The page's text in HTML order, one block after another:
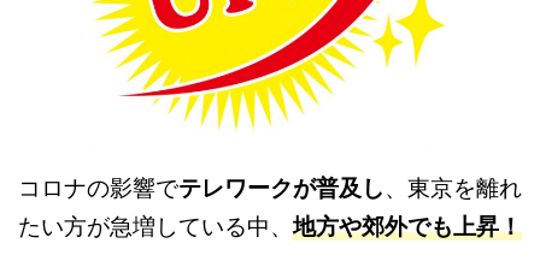
コロナの影響でテレワークが普及し、東京を離れ
たい方が急増している中、地方や郊外でも上昇！